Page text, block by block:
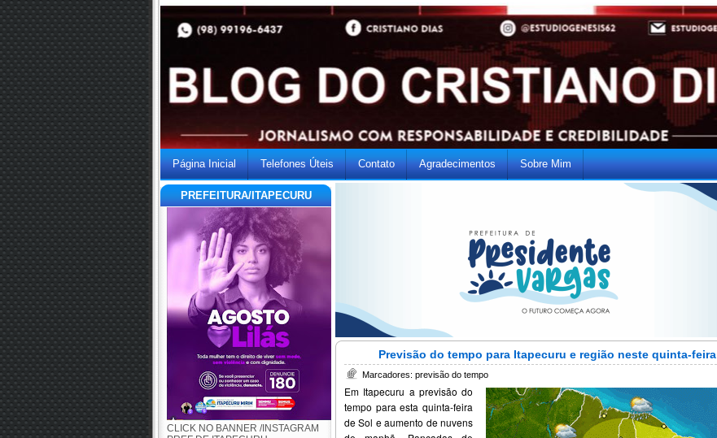
Página Inicial Telefones Úteis Contato Agradecimentos Sobre Mim
PREFEITURA/ITAPECURU
CLICK NO BANNER /INSTAGRAM
Previsão do tempo para Itapecuru e região neste quinta-feira
Marcadores: previsão do tempo
Em Itapecuru a previsão do
tempo para esta quinta-feira
de Sol e aumento de nuvens